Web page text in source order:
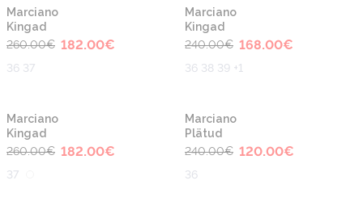
-30%
Marciano
Kingad
260.00€ 182.00€
36 37
-30%
Marciano
Kingad
240.00€ 168.00€
36 38 39 +1
-30%
Marciano
Kingad
260.00€ 182.00€
37
-50%
Marciano
Plätud
240.00€ 120.00€
36